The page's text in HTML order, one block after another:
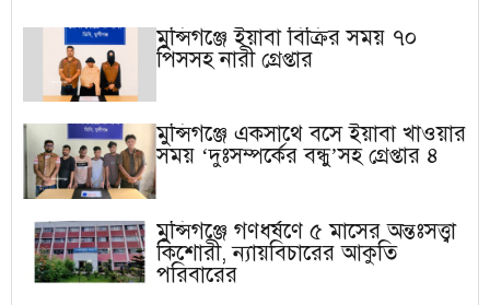
মুন্সিগঞ্জে ইয়াবা বিক্রির সময় ৭০
পিসসহ নারী গ্রেপ্তার
মুন্সিগঞ্জে একসাথে বসে ইয়াবা খাওয়ার
সময় ‘দুঃসম্পর্কের বন্ধু’সহ গ্রেপ্তার ৪
মুন্সিগঞ্জে গণধর্ষণে ৫ মাসের অন্তঃসত্ত্বা
কিশোরী, ন্যায়বিচারের আকুতি
পরিবারের